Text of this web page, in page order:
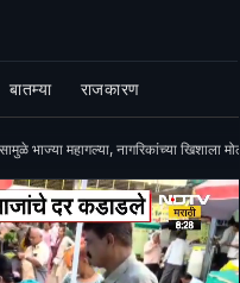
बातम्या राजकारण
महागल्या, नागरिकांच्या खिशाला